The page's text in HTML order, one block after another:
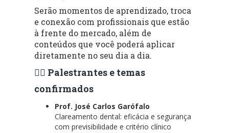
Serão momentos de aprendizado, troca
e conexão com profissionais que estão
à frente do mercado, além de
conteúdos que você poderá aplicar
diretamente no seu dia a dia.
👨‍⚕️ Palestrantes e temas
confirmados
Prof. José Carlos Garófalo
Clareamento dental: eficácia e segurança
com previsibilidade e critério clínico